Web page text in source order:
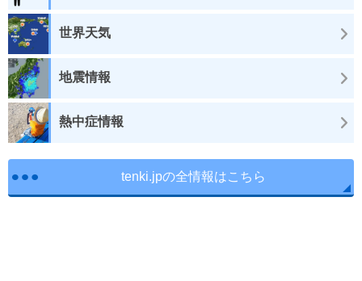
世界天気
地震情報
熱中症情報
tenki.jpの全情報はこちら